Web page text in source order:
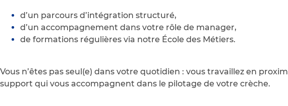
d’un parcours d’intégration structuré,
d’un accompagnement dans votre rôle de manager,
de formations régulières via notre École des Métiers.
Vous n’êtes pas seul(e) dans votre quotidien : vous travaillez en
support qui vous accompagnent dans le pilotage de votre crèche.